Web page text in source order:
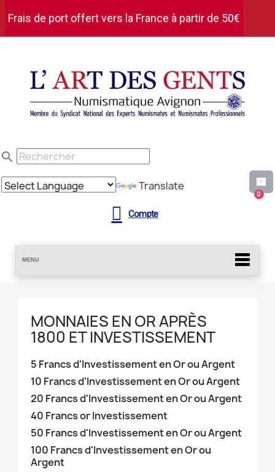
Frais de port offert vers la France à partir de 50€
search
Translate
Compte
MENU
MONNAIES EN OR APRÈS
1800 ET INVESTISSEMENT
5 Francs d'Investissement en Or ou Argent
10 Francs d'Investissement en Or ou Argent
20 Francs d'Investissement en Or ou Argent
40 Francs or Investissement
50 Francs d'Investissement en Or ou Argent
100 Francs d'Investissement en Or ou
Argent